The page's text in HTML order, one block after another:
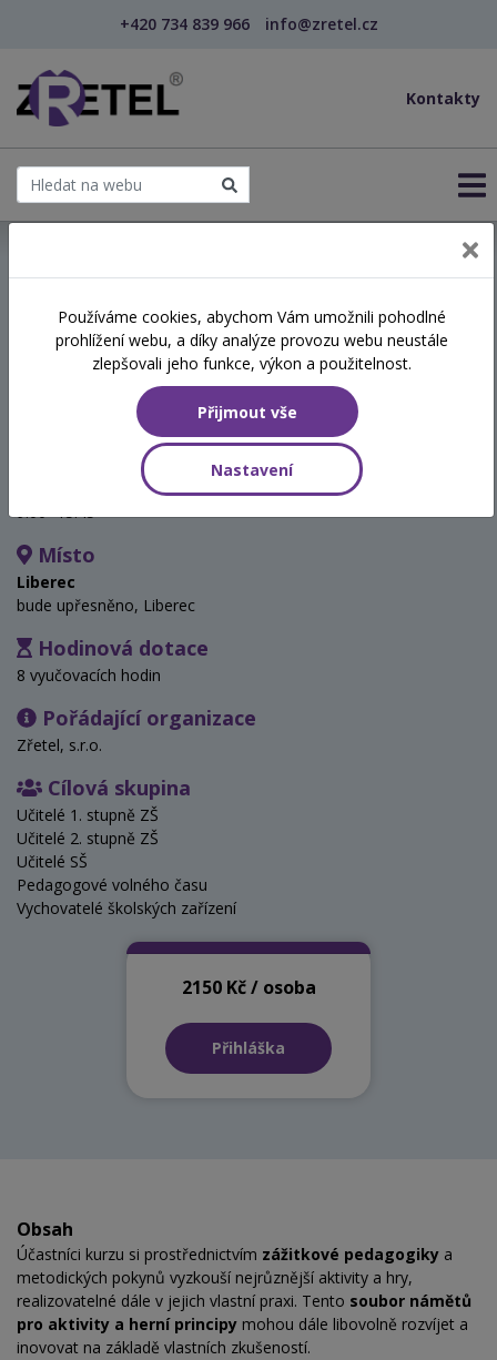
+420 734 839 966 info@zretel.cz
Kontakty
šablony
Hry na školy v přírodě a
pobytové akce
9:00- 15:45
Místo
Liberec
bude upřesněno, Liberec
Hodinová dotace
8 vyučovacích hodin
Pořádající organizace
Zřetel, s.r.o.
Cílová skupina
Učitelé 1. stupně ZŠ
Učitelé 2. stupně ZŠ
Učitelé SŠ
Pedagogové volného času
Vychovatelé školských zařízení
2150 Kč / osoba
Přihláška
Obsah
Účastníci kurzu si prostřednictvím zážitkové pedagogiky a
metodických pokynů vyzkouší nejrůznější aktivity a hry,
realizovatelné dále v jejich vlastní praxi. Tento soubor námětů
pro aktivity a herní principy mohou dále libovolně rozvíjet a
inovovat na základě vlastních zkušeností.
Používáme cookies, abychom Vám umožnili pohodlné
prohlížení webu, a díky analýze provozu webu neustále
zlepšovali jeho funkce, výkon a použitelnost.
Přijmout vše
Nastavení